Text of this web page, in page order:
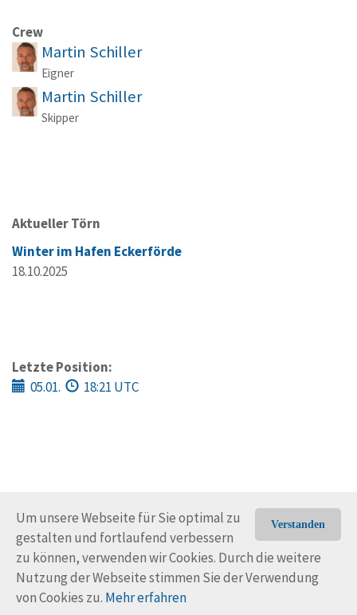
Verstanden
Um unsere Webseite für Sie optimal zu
gestalten und fortlaufend verbessern
zu können, verwenden wir Cookies. Durch die weitere
Nutzung der Webseite stimmen Sie der Verwendung
von Cookies zu. Mehr erfahren
Crew
Martin Schiller
Eigner
Martin Schiller
Skipper
Aktueller Törn
Winter im Hafen Eckerförde
18.10.2025
Letzte Position:
05.01.
18:21 UTC
© Trans-Ocean e.V. 2010-2026 Impressum
Nutzungsbedingungen
Rechtliche Hinweise